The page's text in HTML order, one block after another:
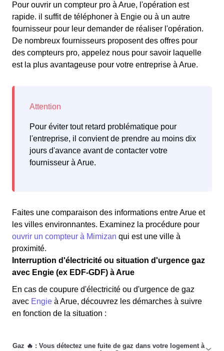
Pour ouvrir un compteur pro à Arue, l'opération est
rapide. il suffit de téléphoner à Engie ou à un autre
fournisseur pour leur demander de réaliser l'opération.
De nombreux fournisseurs proposent des offres pour
des compteurs pro, appelez nous pour savoir laquelle
est la plus avantageuse pour votre entreprise à Arue.
Pour éviter tout retard problématique pour
l'entreprise, il convient de prendre au moins dix
jours d'avance avant de contacter votre
fournisseur à Arue.
Faites une comparaison des informations entre Arue et
les villes environnantes. Examinez la procédure pour
ouvrir un compteur à Mimizan qui est une ville à
proximité.
Interruption d'électricité ou situation d'urgence gaz
avec Engie (ex EDF-GDF) à Arue
En cas de coupure d'électricité ou d'urgence de gaz
avec Engie à Arue, découvrez les démarches à suivre
en fonction de la situation :